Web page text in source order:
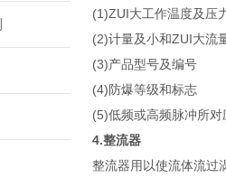
(1)ZUI大工作温度及压
(2)计量及小和ZUI大流
(3)产品型号及编号
(4)防爆等级和标志
(5)低频或高频脉冲所
4.整流器
整流器用以使流体流过